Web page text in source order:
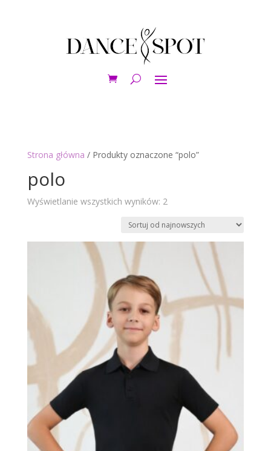
Strona główna / Produkty oznaczone “polo”
polo
Wyświetlanie wszystkich wyników: 2Posortowane
najnowszych